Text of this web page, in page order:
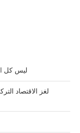
ليس كل
لغز الاقتصاد